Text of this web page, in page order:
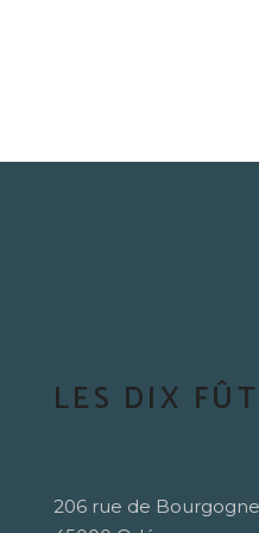
LES DIX
206 rue de Bourgogne